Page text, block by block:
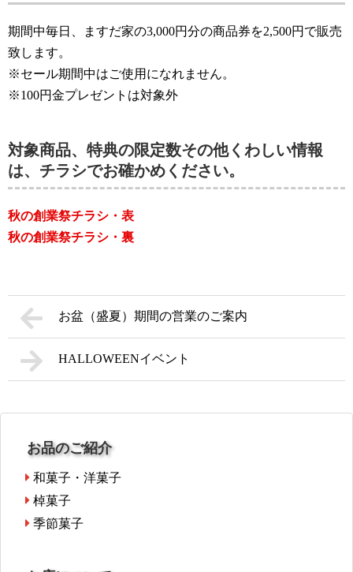
期間中毎日、ますだ家の3,000円分の商品券を2,500円で販売
致します。
※セール期間中はご使用になれません。
※100円金プレゼントは対象外
対象商品、特典の限定数その他くわしい情報
は、チラシでお確かめください。
秋の創業祭チラシ・表
秋の創業祭チラシ・裏
お盆（盛夏）期間の営業のご案内
HALLOWEENイベント
お品のご紹介
和菓子・洋菓子
棹菓子
季節菓子